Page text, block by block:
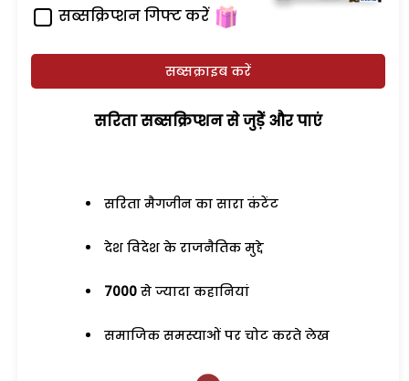
सब्सक्रिप्शन गिफ्ट करें
सब्सक्राइब करें
सरिता सब्सक्रिप्शन से जुड़ेें और पाएं
सरिता मैगजीन का सारा कंटेंट
देश विदेश के राजनैतिक मुद्दे
7000 से ज्यादा कहानियां
समाजिक समस्याओं पर चोट करते लेख